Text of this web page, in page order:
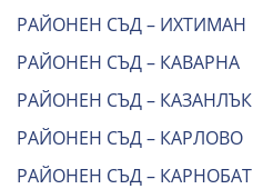
РАЙОНЕН СЪД – ИХТИМАН
РАЙОНЕН СЪД – КАВАРНА
РАЙОНЕН СЪД – КАЗАНЛЪК
РАЙОНЕН СЪД – КАРЛОВО
РАЙОНЕН СЪД – КАРНОБАТ